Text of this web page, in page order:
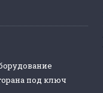
под ключ